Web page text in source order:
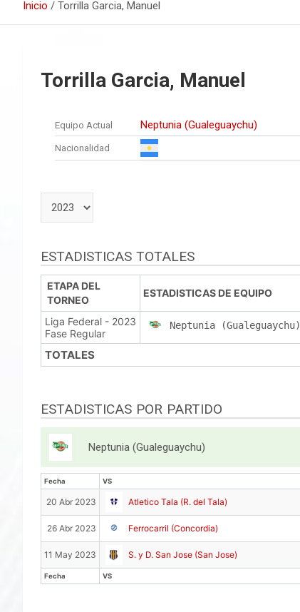
Inicio Torrilla Garcia, Manuel
Torrilla Garcia, Manuel
Equipo Actual Neptunia (Gualeguaychu)
Nacionalidad
ESTADISTICAS TOTALES
ETAPA DEL
TORNEO
ESTADISTICAS DE EQUIPO
Liga Federal - 2023
Fase Regular
Neptunia (Gualeguaychu)
TOTALES
ESTADISTICAS POR PARTIDO
Neptunia (Gualeguaychu)
Fecha VS
Fecha VS
20 Abr 2023 Atletico Tala (R. del Tala)
26 Abr 2023 Ferrocarril (Concordia)
11 May 2023 S. y D. San Jose (San Jose)
Fecha VS